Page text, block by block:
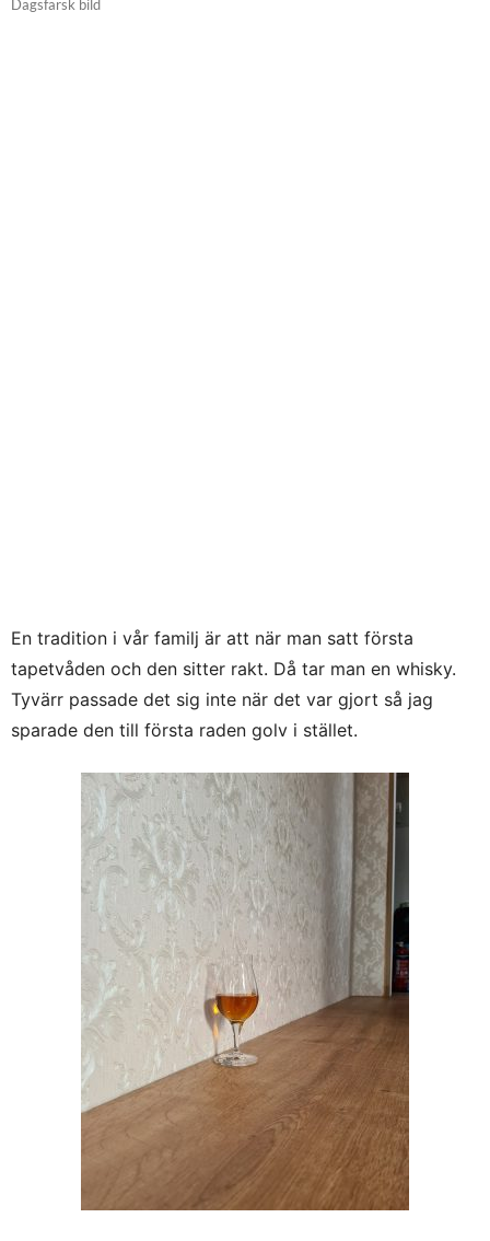
Dagsfärsk bild
En tradition i vår familj är att när man satt första
tapetvåden och den sitter rakt. Då tar man en whisky.
Tyvärr passade det sig inte när det var gjort så jag
sparade den till första raden golv i stället.